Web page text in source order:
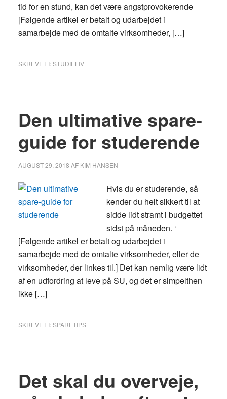
tid for en stund, kan det være angstprovokerende
[Følgende artikel er betalt og udarbejdet i
samarbejde med de omtalte virksomheder, […]
SKREVET I:STUDIELIV
Den ultimative spare-
guide for studerende
AUGUST 29, 2018 AF KIM HANSEN
Hvis du er studerende, så
kender du helt sikkert til at
sidde lidt stramt i budgettet
sidst på måneden. ‘
[Følgende artikel er betalt og udarbejdet i
samarbejde med de omtalte virksomheder, eller de
virksomheder, der linkes til.] Det kan nemlig være lidt
af en udfordring at leve på SU, og det er simpelthen
ikke […]
SKREVET I:SPARETIPS
Det skal du overveje,